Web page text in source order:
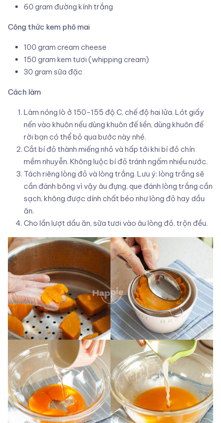
60 gram đường kính trắng
Công thức kem phô mai
100 gram cream cheese
150 gram kem tươi (whipping cream)
30 gram sữa đặc
Cách làm
Làm nóng lò ở 150-155 độ C, chế độ hai lửa. Lót giấy
nến vào khuôn nếu dùng khuôn đế liền, dùng khuôn đế
rời bạn có thể bỏ qua bước này nhé.
Cắt bí đỏ thành miếng nhỏ và hấp tới khi bí đỏ chín
mềm nhuyễn. Không luộc bí đỏ tránh ngấm nhiều nước.
Tách riêng lòng đỏ và lòng trắng. Lưu ý: lòng trắng sẽ
cần đánh bông vì vậy âu đựng, que đánh lòng trắng cần
sạch, không được dính chất béo như lòng đỏ hay dầu
ăn.
Cho lần lượt dầu ăn, sữa tươi vào âu lòng đỏ, trộn đều.